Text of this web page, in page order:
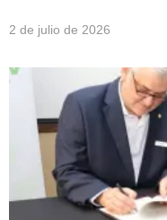
2 de julio de 2026